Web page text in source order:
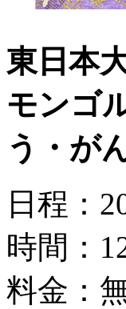
東日本
モンゴ
う・が
日程：
時間：
料金：